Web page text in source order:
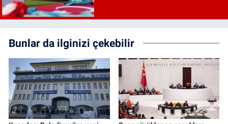
Bunlar da ilginizi çekebilir